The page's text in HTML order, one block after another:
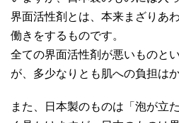
界面活性剤とは、本来まざりあ
働きをするものです。
全ての界面活性剤が悪いものと
が、多少なりとも肌への負担は
また、日本製のものは「泡が立